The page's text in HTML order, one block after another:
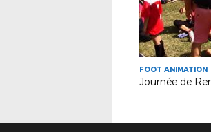
FOOT ANIMATION